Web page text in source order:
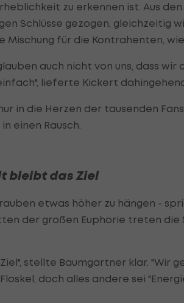
zu erkennen ist. Aus
Schlüsse gezogen, gleichzeitig
für die Kontrahenten,
auch nicht von uns, dass wir
lieferte Kickert
in die Herzen der tausenden
einen Rausch.
bleibt das Ziel
etwas höher zu hängen -
der großen Euphorie treten
stellte Baumgartner klar. "Wir
doch alles andere sei